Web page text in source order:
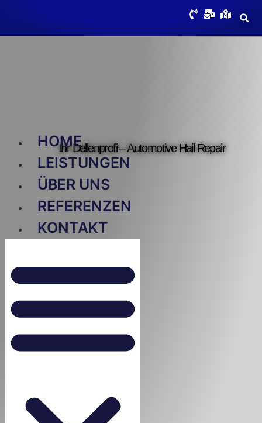
Ihr Dellenprofi – Automotive Hail Repair
HOME
LEISTUNGEN
ÜBER UNS
REFERENZEN
KONTAKT